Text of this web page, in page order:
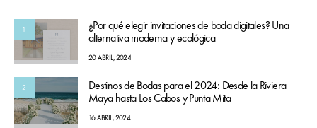
1
¿Por qué elegir invitaciones de boda digitales? Una
alternativa moderna y ecológica
20 ABRIL, 2024
2
Destinos de Bodas para el 2024: Desde la Riviera
Maya hasta Los Cabos y Punta Mita
16 ABRIL, 2024